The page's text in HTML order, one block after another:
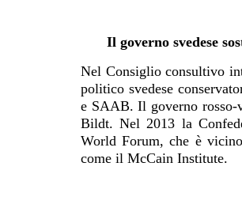
Il governo svedese
Nel Consiglio consultivo
politico svedese
e SAAB. Il governo rosso-
Bildt. Nel 2013 la
World Forum, che è
come il McCain Institute.